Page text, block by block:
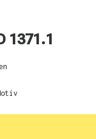
1371.1